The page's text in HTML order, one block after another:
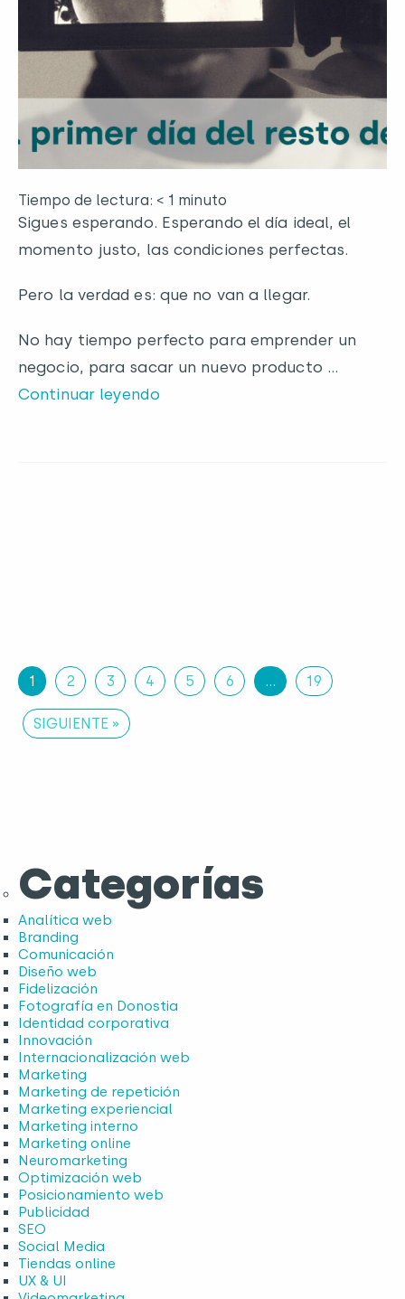
Tiempo de lectura: < 1 minuto
Sigues esperando. Esperando el día ideal, el
momento justo, las condiciones perfectas.
Pero la verdad es: que no van a llegar.
No hay tiempo perfecto para emprender un
negocio, para sacar un nuevo producto …
Continuar leyendo
1 2 3 4 5 6 … 19
SIGUIENTE »
Categorías
Analítica web
Branding
Comunicación
Diseño web
Fidelización
Fotografía en Donostia
Identidad corporativa
Innovación
Internacionalización web
Marketing
Marketing de repetición
Marketing experiencial
Marketing interno
Marketing online
Neuromarketing
Optimización web
Posicionamiento web
Publicidad
SEO
Social Media
Tiendas online
UX & UI